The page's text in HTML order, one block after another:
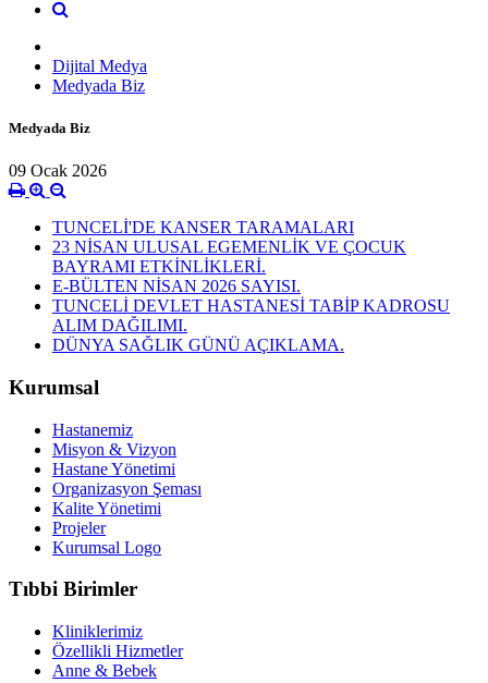
Dijital Medya
Medyada Biz
Medyada Biz
09 Ocak 2026
TUNCELİ'DE KANSER TARAMALARI
23 NİSAN ULUSAL EGEMENLİK VE ÇOCUK
BAYRAMI ETKİNLİKLERİ.
E-BÜLTEN NİSAN 2026 SAYISI.
TUNCELİ DEVLET HASTANESİ TABİP KADROSU
ALIM DAĞILIMI.
DÜNYA SAĞLIK GÜNÜ AÇIKLAMA.
Kurumsal
Hastanemiz
Misyon & Vizyon
Hastane Yönetimi
Organizasyon Şeması
Kalite Yönetimi
Projeler
Kurumsal Logo
Tıbbi Birimler
Kliniklerimiz
Özellikli Hizmetler
Anne & Bebek